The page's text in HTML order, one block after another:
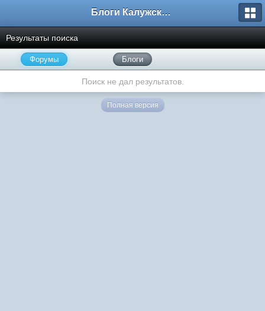
Блоги Калужского перекрестка
Результаты поиска
Форумы Блоги
Поиск не дал результатов.
Полная версия